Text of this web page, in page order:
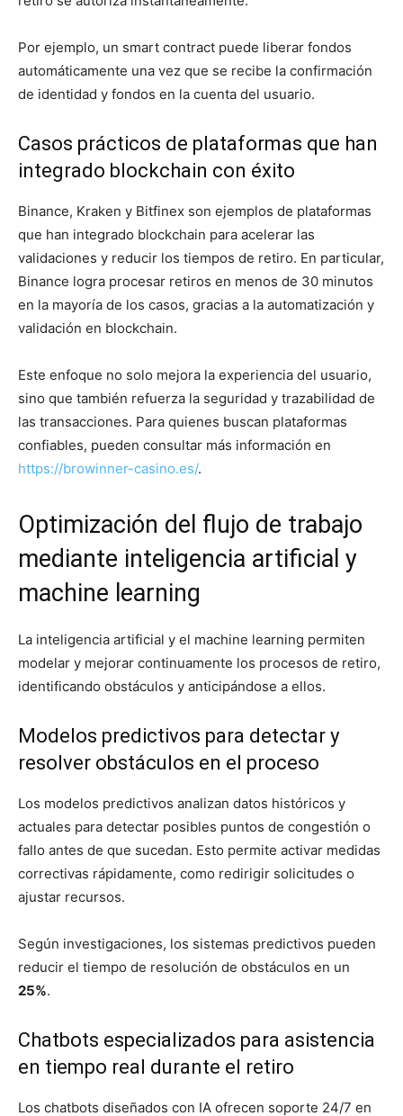
Por ejemplo, un smart contract puede liberar fondos
automáticamente una vez que se recibe la confirmación
de identidad y fondos en la cuenta del usuario.
Casos prácticos de plataformas que han
integrado blockchain con éxito
Binance, Kraken y Bitfinex son ejemplos de plataformas
que han integrado blockchain para acelerar las
validaciones y reducir los tiempos de retiro. En particular,
Binance logra procesar retiros en menos de 30 minutos
en la mayoría de los casos, gracias a la automatización y
validación en blockchain.
Este enfoque no solo mejora la experiencia del usuario,
sino que también refuerza la seguridad y trazabilidad de
las transacciones. Para quienes buscan plataformas
confiables, pueden consultar más información en
https://browinner-casino.es/.
Optimización del flujo de trabajo
mediante inteligencia artificial y
machine learning
La inteligencia artificial y el machine learning permiten
modelar y mejorar continuamente los procesos de retiro,
identificando obstáculos y anticipándose a ellos.
Modelos predictivos para detectar y
resolver obstáculos en el proceso
Los modelos predictivos analizan datos históricos y
actuales para detectar posibles puntos de congestión o
fallo antes de que sucedan. Esto permite activar medidas
correctivas rápidamente, como redirigir solicitudes o
ajustar recursos.
Según investigaciones, los sistemas predictivos pueden
reducir el tiempo de resolución de obstáculos en un
25%.
Chatbots especializados para asistencia
en tiempo real durante el retiro
Los chatbots diseñados con IA ofrecen soporte 24/7 en